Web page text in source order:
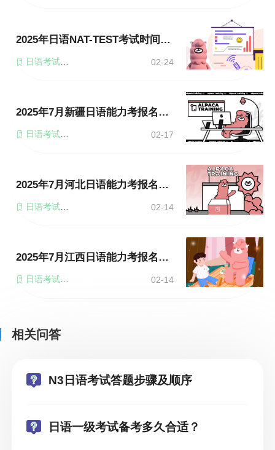
2025年日语NAT-TEST考试时间是多久
日语考试时间 02-24
2025年7月新疆日语能力考报名时间及考试时间
日语考试时间 02-17
2025年7月河北日语能力考报名时间及考试时间
日语考试时间 02-14
2025年7月江西日语能力考报名时间及考试时间
日语考试时间 02-14
相关问答
N3日语考试答题步骤及顺序
日语一级考试备考多久合适？